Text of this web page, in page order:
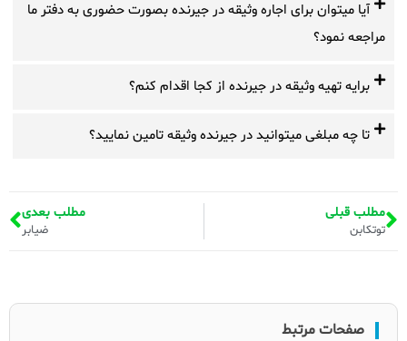
آیا میتوان برای اجاره وثیقه در جیرنده بصورت حضوری به دفتر ما
مراجعه نمود؟
برایه تهیه وثیقه در جیرنده از کجا اقدام کنم؟
تا چه مبلغی میتوانید در جیرنده وثیقه تامین نمایید؟
مطلب قبلی
توتکابن
مطلب بعدی
ضیابر
صفحات مرتبط